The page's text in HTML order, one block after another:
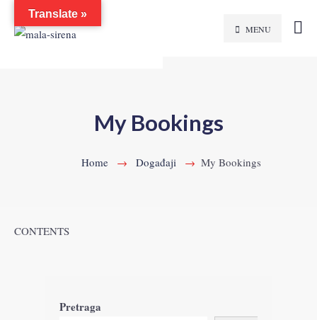
MENU
My Bookings
Home Događaji My Bookings
CONTENTS
Pretraga
Translate »